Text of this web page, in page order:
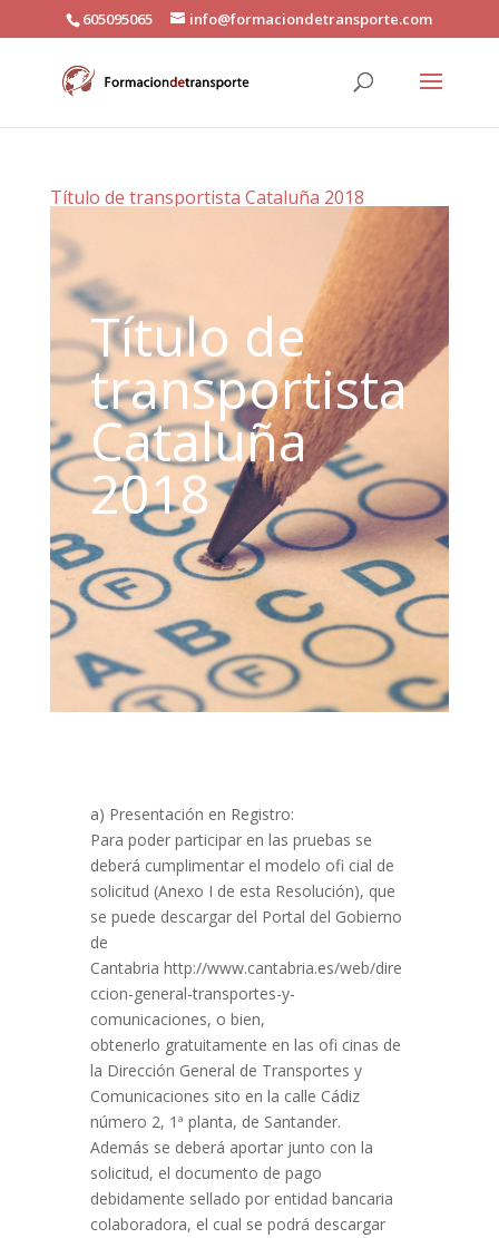
605095065 info@formaciondetransporte.com
Título de transportista Cataluña 2018
Título de
transportista
Cataluña
2018
a) Presentación en Registro:
Para poder participar en las pruebas se
deberá cumplimentar el modelo ofi cial de
solicitud (Anexo I de esta Resolución), que
se puede descargar del Portal del Gobierno
de
Cantabria http://www.cantabria.es/web/dire
ccion-general-transportes-y-
comunicaciones, o bien,
obtenerlo gratuitamente en las ofi cinas de
la Dirección General de Transportes y
Comunicaciones sito en la calle Cádiz
número 2, 1ª planta, de Santander.
Además se deberá aportar junto con la
solicitud, el documento de pago
debidamente sellado por entidad bancaria
colaboradora, el cual se podrá descargar